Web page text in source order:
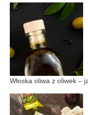
Włoska oliwa z oliwek –